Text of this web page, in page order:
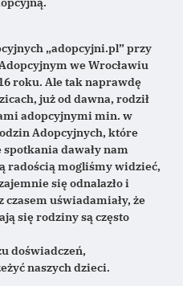
„adopcyjni.pl” przy
we Wrocławiu
roku. Ale tak naprawdę
już od dawna, rodził
adopcyjnymi min. w
Adopcyjnych, które
dawały nam
radością mogliśmy widzieć,
się odnalazło i
uświadamiały, że
się rodziny są często
doświadczeń,
naszych dzieci.